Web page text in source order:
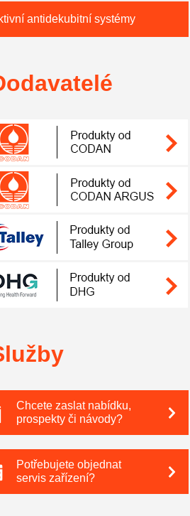
antidekubitní systémy
Chcete zaslat nabídku,
prospekty či návody?
Potřebujete objednat
servis zařízení?